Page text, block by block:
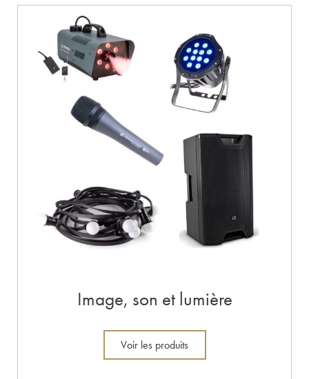
Image, son et lumière
Voir les produits